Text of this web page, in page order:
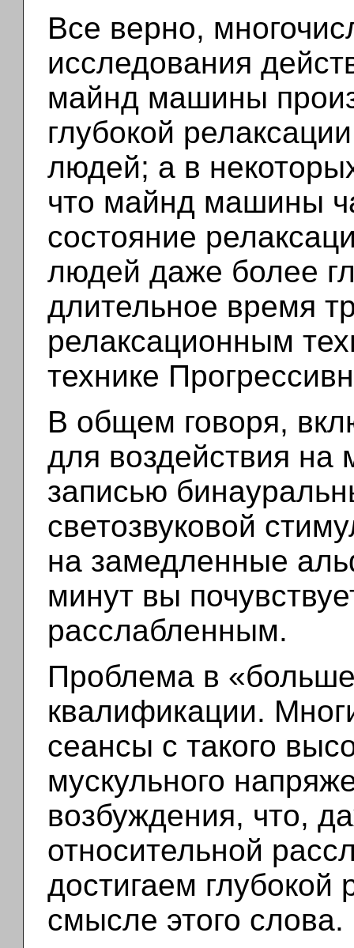
Все верно,
исследования
майнд машины
глубокой
людей; а в
что майнд машины
состояние
людей даже более
длительное время
релаксационным
технике
В общем говоря,
для воздействия на
записью
светозвуковой
на замедленные
минут вы
расслабленным.
Проблема в
квалификации.
сеансы с такого
мускульного
возбуждения, что,
относительной
достигаем
смысле этого слова.